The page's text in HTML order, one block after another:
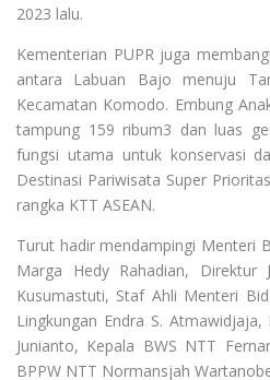
2023 lalu.
Kementerian PUPR juga
antara Labuan Bajo menuju
Kecamatan Komodo. Embung
tampung 159 ribum3 dan luas
fungsi utama untuk konservasi
Destinasi Pariwisata Super
rangka KTT ASEAN.
Turut hadir mendampingi Menteri
Marga Hedy Rahadian, Direktur
Kusumastuti, Staf Ahli Menteri
Lingkungan Endra S.
Junianto, Kepala BWS NTT
BPPW NTT Normansjah